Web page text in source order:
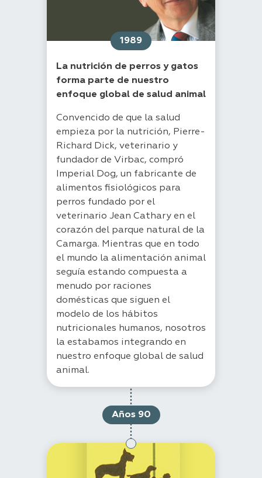
1989
La nutrición de perros y gatos
forma parte de nuestro
enfoque global de salud animal
Convencido de que la salud
empieza por la nutrición, Pierre-
Richard Dick, veterinario y
fundador de Virbac, compró
Imperial Dog, un fabricante de
alimentos fisiológicos para
perros fundado por el
veterinario Jean Cathary en el
corazón del parque natural de la
Camarga. Mientras que en todo
el mundo la alimentación animal
seguía estando compuesta a
menudo por raciones
domésticas que siguen el
modelo de los hábitos
nutricionales humanos, nosotros
la estabamos integrando en
nuestro enfoque global de salud
animal.
Años 90